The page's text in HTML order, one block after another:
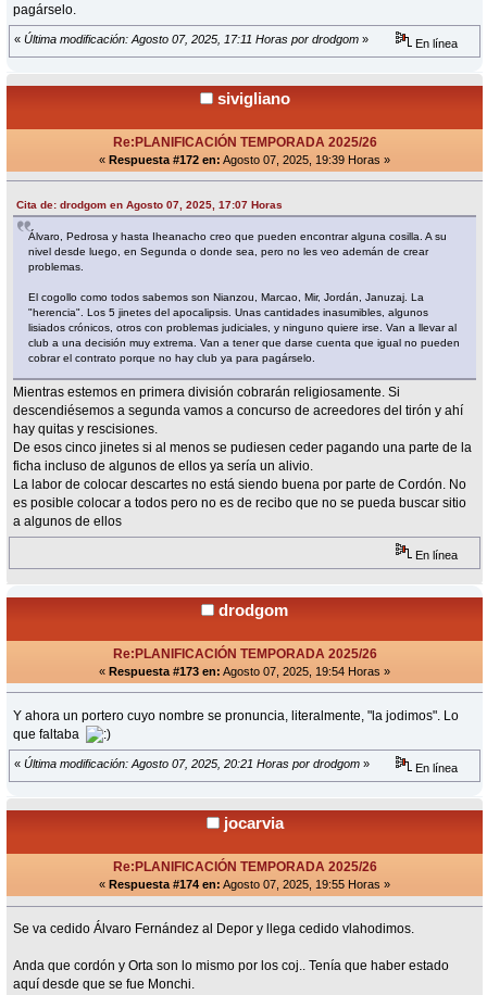
pagárselo.
« Última modificación: Agosto 07, 2025, 17:11 Horas por drodgom » En línea
sivigliano
Re:PLANIFICACIÓN TEMPORADA 2025/26
« Respuesta #172 en: Agosto 07, 2025, 19:39 Horas »
Cita de: drodgom en Agosto 07, 2025, 17:07 Horas
Álvaro, Pedrosa y hasta Iheanacho creo que pueden encontrar alguna cosilla. A su
nivel desde luego, en Segunda o donde sea, pero no les veo ademán de crear
problemas.
El cogollo como todos sabemos son Nianzou, Marcao, Mir, Jordán, Januzaj. La
"herencia". Los 5 jinetes del apocalipsis. Unas cantidades inasumibles, algunos
lisiados crónicos, otros con problemas judiciales, y ninguno quiere irse. Van a llevar al
club a una decisión muy extrema. Van a tener que darse cuenta que igual no pueden
cobrar el contrato porque no hay club ya para pagárselo.
Mientras estemos en primera división cobrarán religiosamente. Si
descendiésemos a segunda vamos a concurso de acreedores del tirón y ahí
hay quitas y rescisiones.
De esos cinco jinetes si al menos se pudiesen ceder pagando una parte de la
ficha incluso de algunos de ellos ya sería un alivio.
La labor de colocar descartes no está siendo buena por parte de Cordón. No
es posible colocar a todos pero no es de recibo que no se pueda buscar sitio
a algunos de ellos
En línea
drodgom
Re:PLANIFICACIÓN TEMPORADA 2025/26
« Respuesta #173 en: Agosto 07, 2025, 19:54 Horas »
Y ahora un portero cuyo nombre se pronuncia, literalmente, "la jodimos". Lo
que faltaba
« Última modificación: Agosto 07, 2025, 20:21 Horas por drodgom » En línea
jocarvia
Re:PLANIFICACIÓN TEMPORADA 2025/26
« Respuesta #174 en: Agosto 07, 2025, 19:55 Horas »
Se va cedido Álvaro Fernández al Depor y llega cedido vlahodimos.
Anda que cordón y Orta son lo mismo por los coj.. Tenía que haber estado
aquí desde que se fue Monchi.